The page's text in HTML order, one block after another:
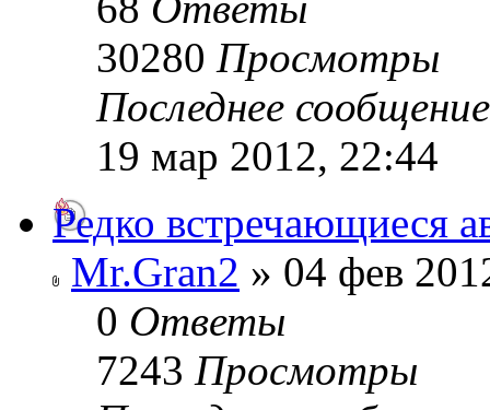
30280 Просмотры
Последнее
19 мар 2012, 22:44
Редко встречающиеся
Mr.Gran2 » 04 фев
0 Ответы
7243 Просмотры